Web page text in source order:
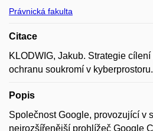
Právnická fakulta
Citace
KLODWIG, Jakub. Strategie
ochranu soukromí v
Popis
Společnost Google, provozující v
nejrozšířenější prohlížeč Google